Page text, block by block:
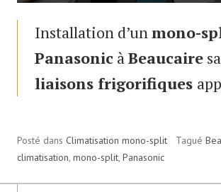
Installation d’unmono-
Panasonic àBeaucaire
liaisons frigorifiques
Posté dans Climatisation mono-split Tagué
climatisation, mono-split, Panasonic